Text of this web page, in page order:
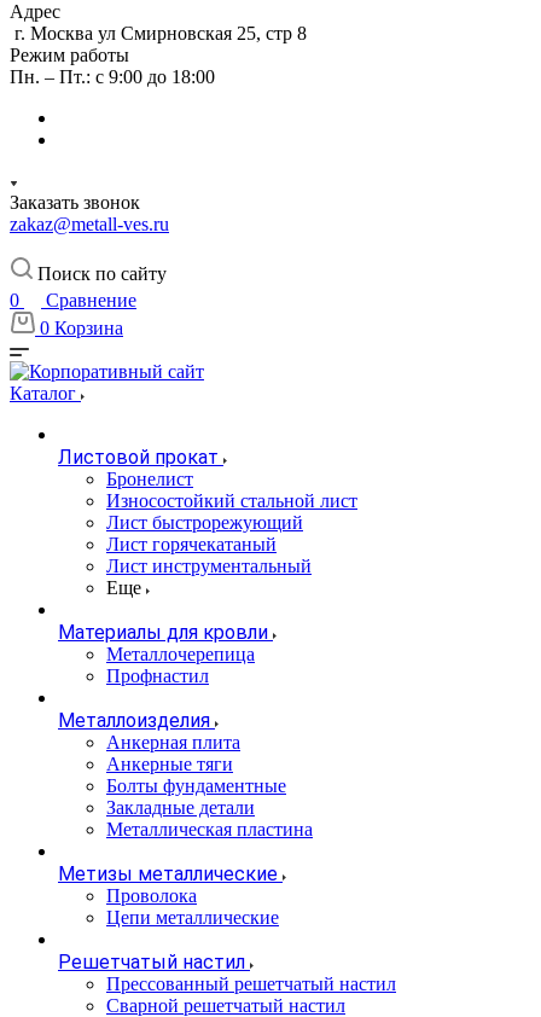
Адрес
г. Москва ул Смирновская 25, стр 8
Режим работы
Пн. – Пт.: с 9:00 до 18:00
Заказать звонок
zakaz@metall-ves.ru
Поиск по сайту
0
Сравнение
0 Корзина
Каталог
Листовой прокат
Бронелист
Износостойкий стальной лист
Лист быстрорежующий
Лист горячекатаный
Лист инструментальный
Еще
Материалы для кровли
Металлочерепица
Профнастил
Металлоизделия
Анкерная плита
Анкерные тяги
Болты фундаментные
Закладные детали
Металлическая пластина
Метизы металлические
Проволока
Цепи металлические
Решетчатый настил
Прессованный решетчатый настил
Сварной решетчатый настил